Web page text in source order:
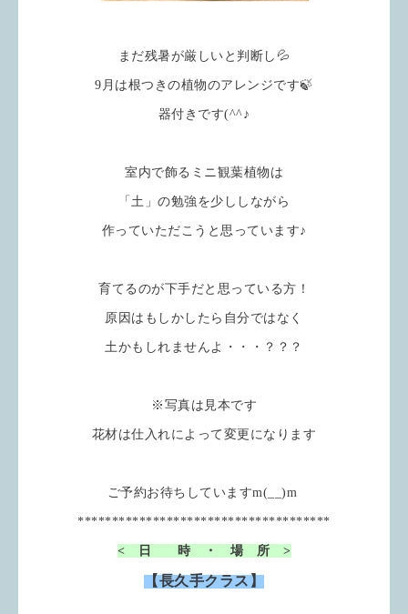
まだ残暑が厳しいと判断し💦
9月は根つきの植物のアレンジです🍃
器付きです(^^♪
室内で飾るミニ観葉植物は
「土」の勉強を少ししながら
作っていただこうと思っています♪
育てるのが下手だと思っている方！
原因はもしかしたら自分ではなく
土かもしれませんよ・・・？？？
※写真は見本です
花材は仕入れによって変更になります
ご予約お待ちしていますm(__)m
*************************************
< 日 時 ・ 場 所 >
【長久手クラス】